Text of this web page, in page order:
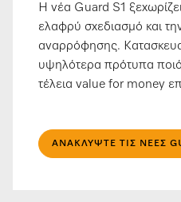
Η νέα Guard S1
ελαφρύ σχεδιασμό και
αναρρόφησης.
υψηλότερα πρότυπα
τέλεια value for money
ΑΝΑΚΛΎΨΤΕ ΤΙΣ ΝΈΕΣ